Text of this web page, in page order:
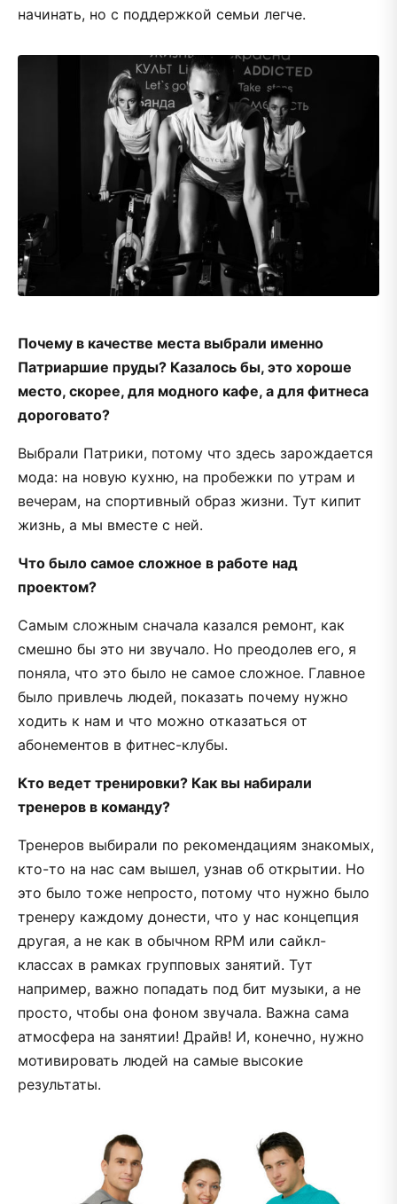
начинать, но с поддержкой семьи легче.
Почему в качестве места выбрали именно
Патриаршие пруды? Казалось бы, это хороше
место, скорее, для модного кафе, а для фитнеса
дороговато?
Выбрали Патрики, потому что здесь зарождается
мода: на новую кухню, на пробежки по утрам и
вечерам, на спортивный образ жизни. Тут кипит
жизнь, а мы вместе с ней.
Что было самое сложное в работе над
проектом?
Самым сложным сначала казался ремонт, как
смешно бы это ни звучало. Но преодолев его, я
поняла, что это было не самое сложное. Главное
было привлечь людей, показать почему нужно
ходить к нам и что можно отказаться от
абонементов в фитнес-клубы.
Кто ведет тренировки? Как вы набирали
тренеров в команду?
Тренеров выбирали по рекомендациям знакомых,
кто-то на нас сам вышел, узнав об открытии. Но
это было тоже непросто, потому что нужно было
тренеру каждому донести, что у нас концепция
другая, а не как в обычном RPM или сайкл-
классах в рамках групповых занятий. Тут
например, важно попадать под бит музыки, а не
просто, чтобы она фоном звучала. Важна сама
атмосфера на занятии! Драйв! И, конечно, нужно
мотивировать людей на самые высокие
результаты.